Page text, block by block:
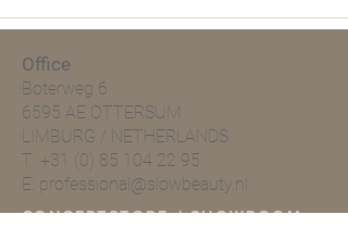
Office
Boterweg 6
6595 AE OTTERSUM
LIMBURG / NETHERLANDS
T: +31 (0) 85 104 22 95
E: professional@slowbeauty.nl
CONCEPTSTORE / SHOWROOM